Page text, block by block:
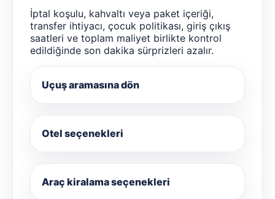
İptal koşulu, kahvaltı veya paket içeriği,
transfer ihtiyacı, çocuk politikası, giriş çıkış
saatleri ve toplam maliyet birlikte kontrol
edildiğinde son dakika sürprizleri azalır.
Uçuş aramasına dön
Otel seçenekleri
Araç kiralama seçenekleri